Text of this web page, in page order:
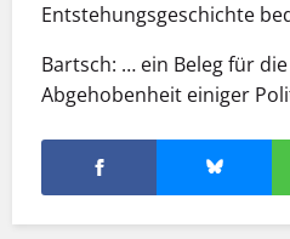
Entstehungsgeschichte
Bartsch: … ein Beleg für
Abgehobenheit einiger